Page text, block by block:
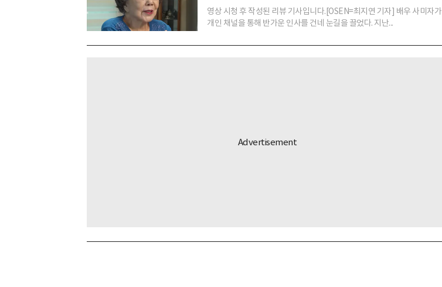
영상 시청 후 작성된 리뷰 기사입니다.[OSEN=최지연 기자] 배우 사미자가
개인 채널을 통해 반가운 인사를 건네 눈길을 끌었다. 지난...